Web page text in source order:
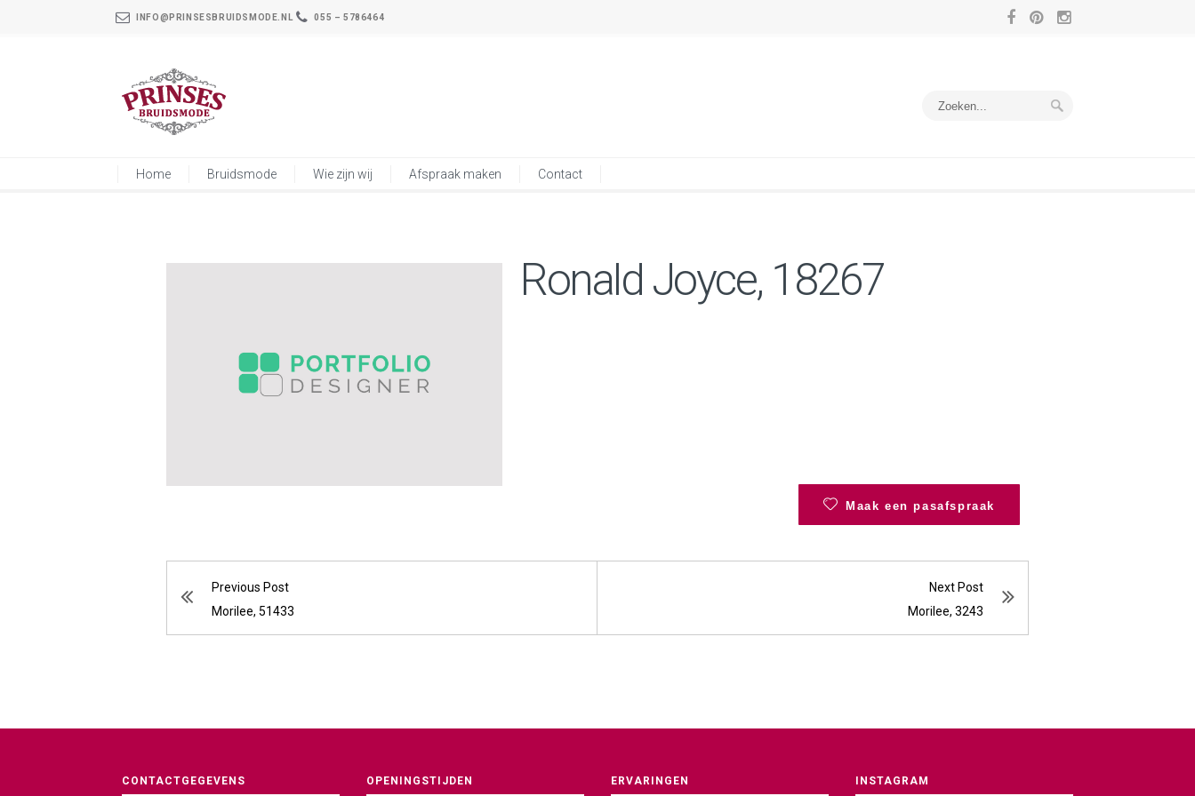
INFO@PRINSESBRUIDSMODE.NL 055 – 5786464
Home Bruidsmode Wie zijn wij Afspraak maken Contact
Ronald Joyce, 18267
Maak een pasafspraak
Previous Post
Morilee, 51433
Next Post
Morilee, 3243
CONTACTGEGEVENS OPENINGSTIJDEN ERVARINGEN INSTAGRAM